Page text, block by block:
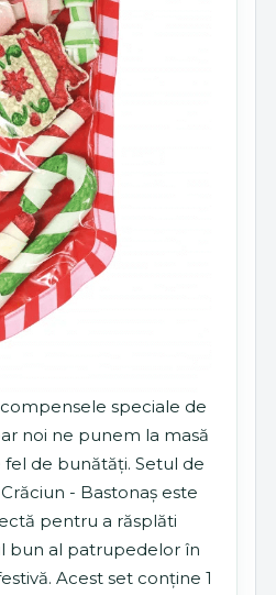
speciale de
noi ne punem la masă
fel de bunătăți. Setul de
- Bastonaș este
pentru a răsplăti
bun al patrupedelor în
Acest set conține 1